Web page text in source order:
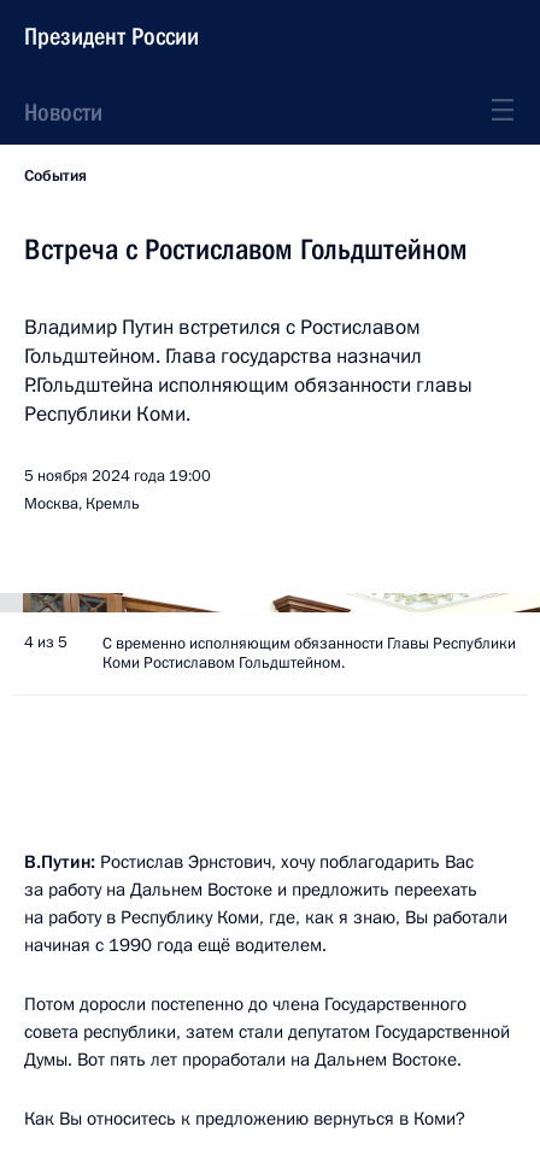
Президент России
Новости
События
Встреча с Ростиславом Гольдштейном
Владимир Путин встретился с Ростиславом
Гольдштейном. Глава государства назначил
Р.Гольдштейна исполняющим обязанности главы
Республики Коми.
5 ноября 2024 года 19:00
Москва, Кремль
4 из 5
С временно исполняющим обязанности Главы Республики
Коми Ростиславом Гольдштейном.
В.Путин: Ростислав Эрнстович, хочу поблагодарить Вас
за работу на Дальнем Востоке и предложить переехать
на работу в Республику Коми, где, как я знаю, Вы работали
начиная с 1990 года ещё водителем.
Потом доросли постепенно до члена Государственного
совета республики, затем стали депутатом Государственной
Думы. Вот пять лет проработали на Дальнем Востоке.
Как Вы относитесь к предложению вернуться в Коми?